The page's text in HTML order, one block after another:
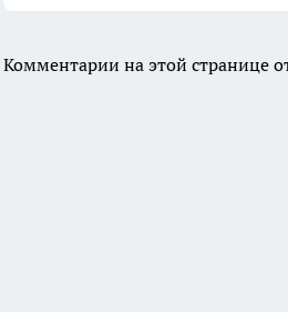
Комментарии на этой странице